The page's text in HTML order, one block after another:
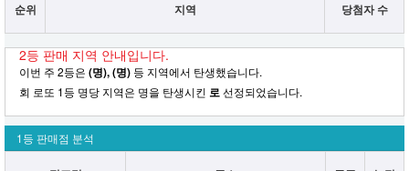
순위 지역 당첨자 수
2등 판매 지역 안내입니다.
이번 주 2등은 (명), (명) 등 지역에서 탄생했습니다.
회 로또 1등 명당 지역은 명을 탄생시킨 로선정되었습니다.
1등 판매점 분석